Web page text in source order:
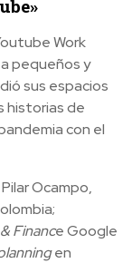
Work
pequeños y
sus espacios
historias de
con el
Ocampo,
Finance Google
en